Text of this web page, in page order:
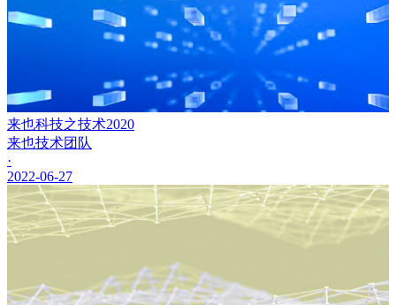
来也科技之技术2020
来也技术团队
·
2022-06-27